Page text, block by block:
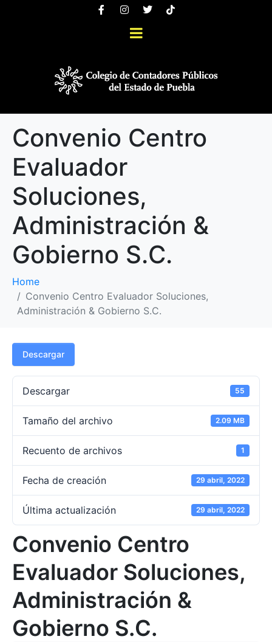
Convenio Centro
Evaluador
Soluciones,
Administración &
Gobierno S.C.
Home
Convenio Centro Evaluador Soluciones,
Administración & Gobierno S.C.
Descargar
Descargar 55
Tamaño del archivo 2.09 MB
Recuento de archivos 1
Fecha de creación 29 abril, 2022
Última actualización 29 abril, 2022
Convenio Centro
Evaluador Soluciones,
Administración &
Gobierno S.C.